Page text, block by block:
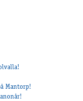
Mantorp!